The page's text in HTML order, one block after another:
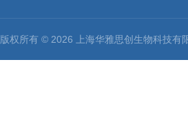
版权所有 © 2026 上海华雅思创生物科技